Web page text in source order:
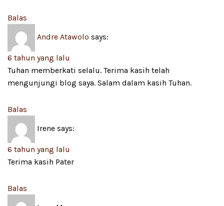
Balas
Andre Atawolo says:
6 tahun yang lalu
Tuhan memberkati selalu. Terima kasih telah
mengunjungi blog saya. Salam dalam kasih Tuhan.
Balas
Irene says:
6 tahun yang lalu
Terima kasih Pater
Balas